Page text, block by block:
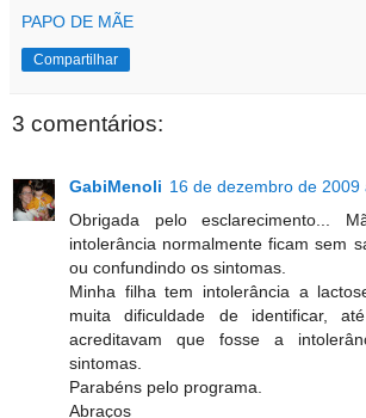
PAPO DE MÃE
Compartilhar
3 comentários:
GabiMenoli 16 de dezembro de 2009
Obrigada pelo esclarecimento...
intolerância normalmente ficam sem
ou confundindo os sintomas.
Minha filha tem intolerância a
muita dificuldade de identificar,
acreditavam que fosse a
sintomas.
Parabéns pelo programa.
Abraços